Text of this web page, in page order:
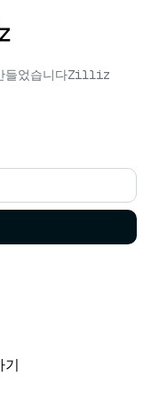
었습니다Zilliz